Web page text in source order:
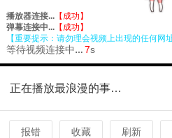
正在播放最浪漫的事第02集
报错 收藏 刷新